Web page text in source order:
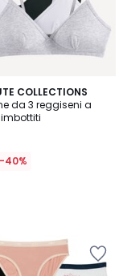
COLLECTIONS
da 3 reggiseni a
-40%